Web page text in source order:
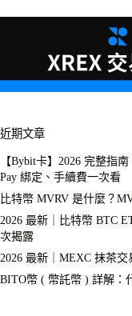
近期文章
【Bybit卡】2026 完整指
Pay 綁定、手續費一次看
比特幣 MVRV 是什麼？
2026 最新｜比特幣 BTC
次揭露
2026 最新｜MEXC 抹茶
BITO幣 ( 幣託幣 ) 詳解：